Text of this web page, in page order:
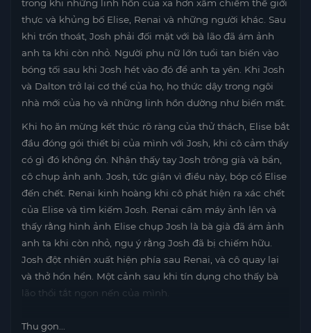
trong khi những linh hồn của xa hơn xâm chiếm thế giới
thực và khủng bố Elise, Renai và những người khác. Sau
khi trốn thoát, Josh phải đối mặt với bà lão đã ám ảnh
anh ta khi còn nhỏ. Người phụ nữ lớn tuổi tan biến vào
bóng tối sau khi Josh hét vào đó để anh ta yên. Khi Josh
và Dalton trở lại cơ thể của họ, họ thức dậy trong ngôi
nhà mới của họ và những linh hồn dường như biến mất.
Khi họ ăn mừng kết thúc rõ ràng của thử thách, Elise bắt
đầu đóng gói thiết bị của mình với Josh, khi cô cảm thấy
có gì đó không ổn. Nhận thấy tay Josh trông già và bẩn,
cô chụp ảnh anh. Josh, tức giận vì điều này, bóp cổ Elise
đến chết. Renai kinh hoàng khi cô phát hiện ra xác chết
của Elise và tìm kiếm Josh. Renai cầm máy ảnh lên và
thấy rằng hình ảnh Elise chụp Josh là bà già đã ám ảnh
anh ta khi còn nhỏ, ngụ ý rằng Josh đã bị chiếm hữu.
Josh đột nhiên xuất hiện phía sau Renai, và cô quay lại
và thở hổn hển. Một cảnh sau khi tín dụng cho thấy bà
lão thổi tắt ngọn nến của mình.
Thu gọn...